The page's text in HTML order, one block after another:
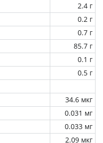
2.4 г
0.2 г
0.7 г
85.7 г
0.1 г
0.5 г
34.6 мкг
0.031 мг
0.033 мг
2.09 мкг